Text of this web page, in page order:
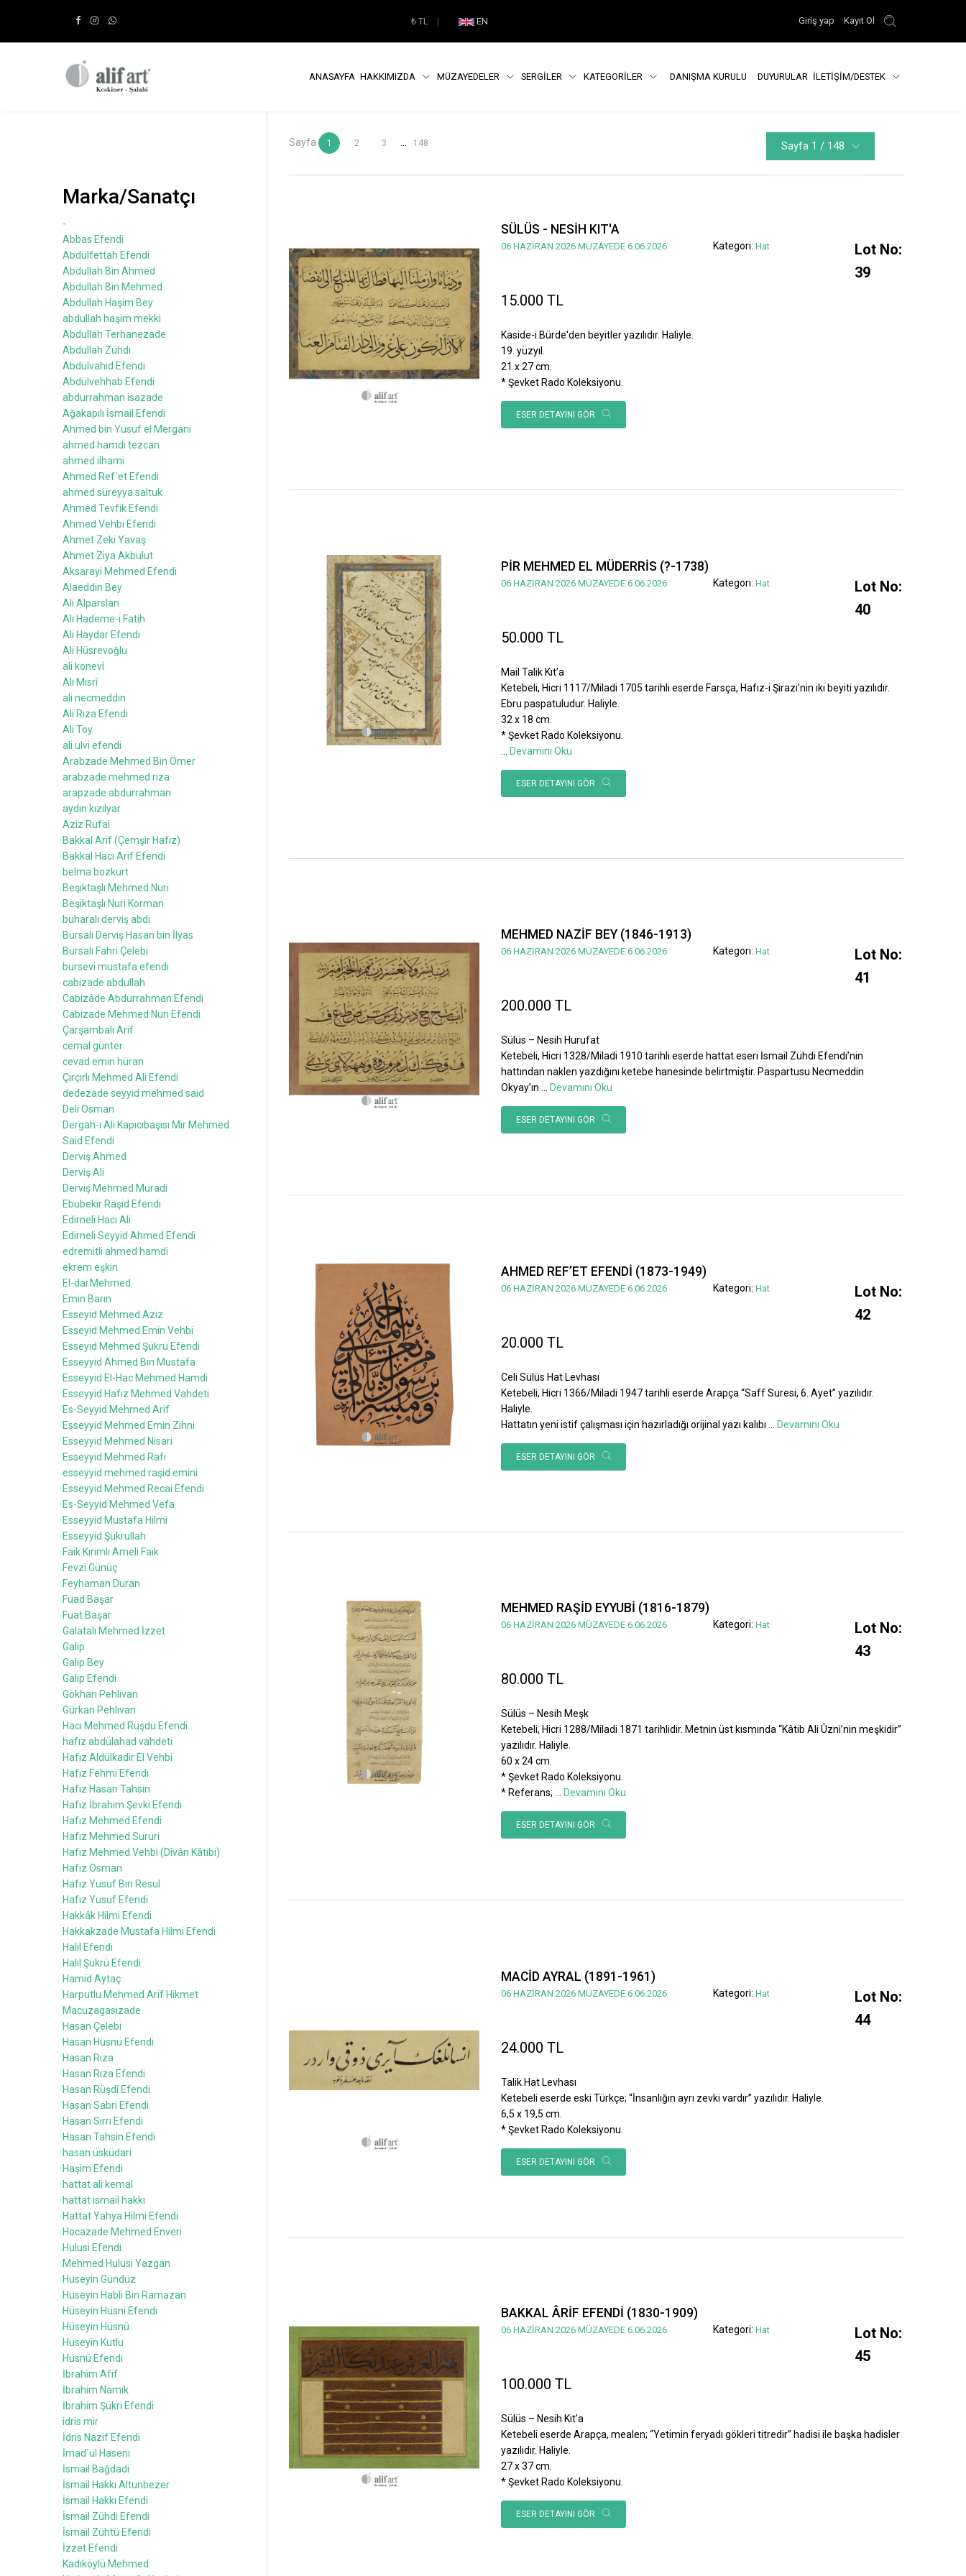
₺TL | EN Giriş yap Kayıt Ol
ANASAYFA HAKKIMIZDA MÜZAYEDELER SERGİLER KATEGORİLER DANIŞMA KURULU DUYURULAR İLETİŞİM/DESTEK
Sayfa 1 2 3 148 Sayfa 1 / 148
SÜLÜS - NESİH KIT'A
06 HAZİRAN 2026 MÜZAYEDE 6.06.2026 Kategori: Hat
Lot No:
39
15.000 TL
Kaside-i Bürde'den beyitler yazılıdır. Haliyle.
19. yüzyıl.
21 x 27 cm.
* Şevket Rado Koleksiyonu.
ESER DETAYINI GÖR
PİR MEHMED EL MÜDERRİS (?-1738)
06 HAZİRAN 2026 MÜZAYEDE 6.06.2026 Kategori: Hat
Lot No:
40
50.000 TL
Mail Talik Kıt’a
Ketebeli, Hicri 1117/Miladi 1705 tarihli eserde Farsça, Hafız-i Şirazi’nin iki beyiti yazılıdır.
Ebru paspatuludur. Haliyle.
32 x 18 cm.
* Şevket Rado Koleksiyonu.
Devamını Oku
ESER DETAYINI GÖR
MEHMED NAZİF BEY (1846-1913)
06 HAZİRAN 2026 MÜZAYEDE 6.06.2026 Kategori: Hat
Lot No:
41
200.000 TL
Sülüs – Nesih Hurufat
Ketebeli, Hicri 1328/Miladi 1910 tarihli eserde hattat eseri İsmail Zühdi Efendi’nin
hattından naklen yazdığını ketebe hanesinde belirtmiştir. Paspartusu Necmeddin
Okyay’ın ... Devamını Oku
ESER DETAYINI GÖR
AHMED REF’ET EFENDİ (1873-1949)
06 HAZİRAN 2026 MÜZAYEDE 6.06.2026 Kategori: Hat
Lot No:
42
20.000 TL
Celi Sülüs Hat Levhası
Ketebeli, Hicri 1366/Miladi 1947 tarihli eserde Arapça “Saff Suresi, 6. Ayet” yazılıdır.
Haliyle.
Hattatın yeni istif çalışması için hazırladığı orijinal yazı kalıbı
Devamını Oku
ESER DETAYINI GÖR
MEHMED RAŞİD EYYUBİ (1816-1879)
06 HAZİRAN 2026 MÜZAYEDE 6.06.2026 Kategori: Hat
Lot No:
43
80.000 TL
Sülüs – Nesih Meşk
Ketebeli, Hicri 1288/Miladi 1871 tarihlidir. Metnin üst kısmında “Kâtib Ali Ûzni’nin meşkidir”
yazılıdır. Haliyle.
60 x 24 cm.
* Şevket Rado Koleksiyonu.
* Referans; ... Devamını Oku
ESER DETAYINI GÖR
MACİD AYRAL (1891-1961)
06 HAZİRAN 2026 MÜZAYEDE 6.06.2026 Kategori: Hat
Lot No:
44
24.000 TL
Talik Hat Levhası
Ketebeli eserde eski Türkçe; “İnsanlığın ayrı zevki vardır” yazılıdır. Haliyle.
6,5 x 19,5 cm.
* Şevket Rado Koleksiyonu.
ESER DETAYINI GÖR
BAKKAL ÂRİF EFENDİ (1830-1909)
06 HAZİRAN 2026 MÜZAYEDE 6.06.2026 Kategori: Hat
Lot No:
45
100.000 TL
Sülüs – Nesih Kıt’a
Ketebeli eserde Arapça, mealen; “Yetimin feryadı gökleri titredir” hadisi ile başka hadisler
yazılıdır. Haliyle.
27 x 37 cm.
* Şevket Rado Koleksiyonu.
ESER DETAYINI GÖR
Marka/Sanatçı
-
Abbas Efendi
Abdülfettah Efendi
Abdullah Bin Ahmed
Abdullah Bin Mehmed
Abdullah Haşim Bey
abdullah haşim mekki
Abdullah Terhanezade
Abdullah Zühdi
Abdülvahid Efendi
Abdülvehhab Efendi
abdurrahman isazade
Ağakapılı İsmail Efendi
Ahmed bin Yusuf el Mergani
ahmed hamdi tezcan
ahmed ilhami
Ahmed Ref`et Efendi
ahmed süreyya saltuk
Ahmed Tevfik Efendi
Ahmed Vehbi Efendi
Ahmet Zeki Yavaş
Ahmet Ziya Akbulut
Aksarayi Mehmed Efendi
Alaeddin Bey
Ali Alparslan
Ali Hademe-i Fatih
Ali Haydar Efendi
Ali Hüsrevoğlu
ali konevî
Ali Mısrî
ali necmeddin
Ali Rıza Efendi
Ali Toy
ali ulvi efendi
Arabzade Mehmed Bin Ömer
arabzade mehmed rıza
arapzade abdurrahman
aydın kızılyar
Aziz Rufai
Bakkal Arif (Çemşir Hafız)
Bakkal Hacı Arif Efendi
belma bozkurt
Beşiktaşlı Mehmed Nuri
Beşiktaşlı Nuri Korman
buharalı derviş abdi
Bursalı Derviş Hasan bin İlyas
Bursalı Fahri Çelebi
bursevi mustafa efendi
cabizade abdullah
Cabizâde Abdurrahman Efendi
Cabizade Mehmed Nuri Efendi
Çarşambalı Arif
cemal günter
cevad emin hüran
Çırçırlı Mehmed Ali Efendi
dedezade seyyid mehmed said
Deli Osman
Dergah-ı Ali Kapıcıbaşısı Mir Mehmed
Said Efendi
Derviş Ahmed
Derviş Ali
Derviş Mehmed Muradi
Ebubekir Raşid Efendi
Edirneli Hacı Ali
Edirneli Seyyid Ahmed Efendi
edremitli ahmed hamdi
ekrem eşkin
El-dai Mehmed
Emin Barın
Esseyid Mehmed Aziz
Esseyid Mehmed Emin Vehbi
Esseyid Mehmed Şükrü Efendi
Esseyyid Ahmed Bin Mustafa
Esseyyid El-Hac Mehmed Hamdi
Esseyyid Hafız Mehmed Vahdeti
Es-Seyyid Mehmed Arif
Esseyyid Mehmed Emin Zihni
Esseyyid Mehmed Nisari
Esseyyid Mehmed Rafi
esseyyid mehmed raşid emini
Esseyyid Mehmed Recai Efendi
Es-Seyyid Mehmed Vefa
Esseyyid Mustafa Hilmi
Esseyyid Şükrullah
Faik Kırımlı Ameli Faik
Fevzi Günüç
Feyhaman Duran
Fuad Başar
Fuat Başar
Galatalı Mehmed İzzet
Galip
Galip Bey
Galip Efendi
Gökhan Pehlivan
Gürkan Pehlivan
Hacı Mehmed Rüşdü Efendi
hafız abdülahad vahdeti
Hafız Aldülkadir El Vehbi
Hafız Fehmi Efendi
Hafız Hasan Tahsin
Hafız İbrahim Şevki Efendi
Hafız Mehmed Efendi
Hafız Mehmed Sururi
Hafız Mehmed Vehbi (Dîvân Kâtibi)
Hafız Osman
Hafız Yusuf Bin Resul
Hafız Yusuf Efendi
Hakkâk Hilmi Efendi
Hakkakzade Mustafa Hilmi Efendi
Halil Efendi
Halil Şükrü Efendi
Hamid Aytaç
Harputlu Mehmed Arif Hikmet
Macuzagasizade
Hasan Çelebi
Hasan Hüsnü Efendi
Hasan Rıza
Hasan Rıza Efendi
Hasan Rüşdî Efendi
Hasan Sabri Efendi
Hasan Sırrı Efendi
Hasan Tahsin Efendi
hasan üsküdari
Haşim Efendi
hattat ali kemal
hattat ismail hakkı
Hattat Yahya Hilmi Efendi
Hocazade Mehmed Enveri
Hulusi Efendi
Mehmed Hulusi Yazgan
Hüseyin Gündüz
Hüseyin Habli Bin Ramazan
Hüseyin Hüsni Efendi
Hüseyin Hüsnü
Hüseyin Kutlu
Hüsnü Efendi
İbrahim Afif
İbrahim Namık
İbrahim Şükri Efendi
idris mir
İdris Nazif Efendi
İmad`ül Haseni
İsmail Bağdadi
İsmail Hakkı Altunbezer
İsmail Hakkı Efendi
İsmail Zühdi Efendi
İsmail Zühtü Efendi
İzzet Efendi
Kadıköylü Mehmed